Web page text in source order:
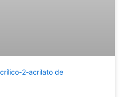
2-acrilato de